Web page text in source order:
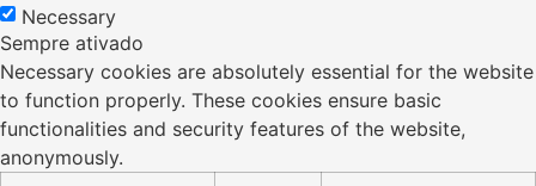
Necessary
Sempre ativado
Necessary cookies are absolutely essential for the website
to function properly. These cookies ensure basic
functionalities and security features of the website,
anonymously.